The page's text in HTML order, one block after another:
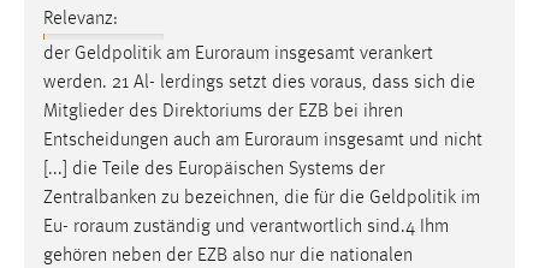
Relevanz:
der Geldpolitik am Euroraum insgesamt verankert
werden. 21 Al- lerdings setzt dies voraus, dass sich die
Mitglieder des Direktoriums der EZB bei ihren
Entscheidungen auch am Euroraum insgesamt und nicht
[...] die Teile des Europäischen Systems der
Zentralbanken zu bezeichnen, die für die Geldpolitik im
Eu- roraum zuständig und verantwortlich sind.4 Ihm
gehören neben der EZB also nur die nationalen
Chat
Name:
MibewSessionID, MIBEW_UserID, mibew_locale, mibew-
chat-frame-style-5e9dbeb1811c0446
Zweck:
Wird benötigt um die Chatfunktion nutzen zu können.